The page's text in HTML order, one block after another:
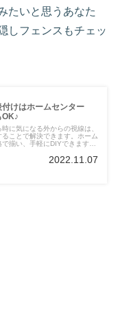
たいと思うあなた
しフェンスもチェッ
けはホームセンター
に気になる外からの視線は、
ことで解決できます。ホーム
揃い、手軽にDIYできます。
ィアを紹介します。2022.11.07